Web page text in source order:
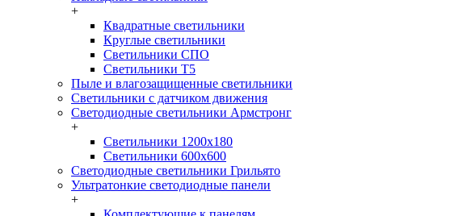
+
Квадратные светильники
Круглые светильники
Светильники СПО
Светильники Т5
Пыле и влагозащищенные светильники
Светильники с датчиком движения
Светодиодные светильники Армстронг
+
Светильники 1200х180
Светильники 600х600
Светодиодные светильники Грильято
Ультратонкие светодиодные панели
+